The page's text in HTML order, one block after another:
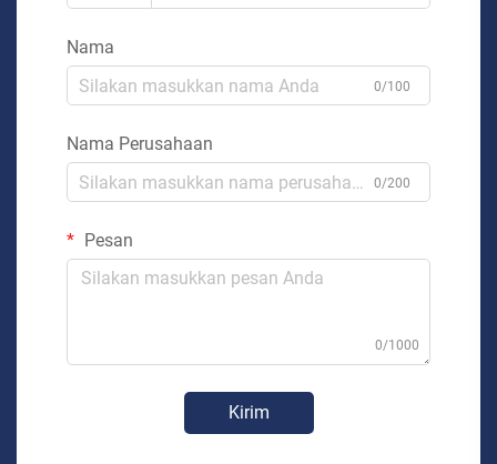
Nama
0/100
Nama Perusahaan
0/200
Pesan
0/1000
Kirim